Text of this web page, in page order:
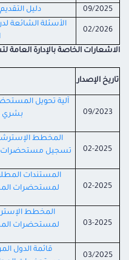
09/2025 دليل
02/2026
الأسئلة الشائعة
الاشعارات الخاصة بالإدارة
تاريخ الإصدار
09/2023
آلية تحويل
بشري
02-2025
المخطط
تسجيل مستحضرات
02-2025
المستندات
لمستحضرات
03-2025
المخطط
لمستحضرات
03/2025
قائمة الدول